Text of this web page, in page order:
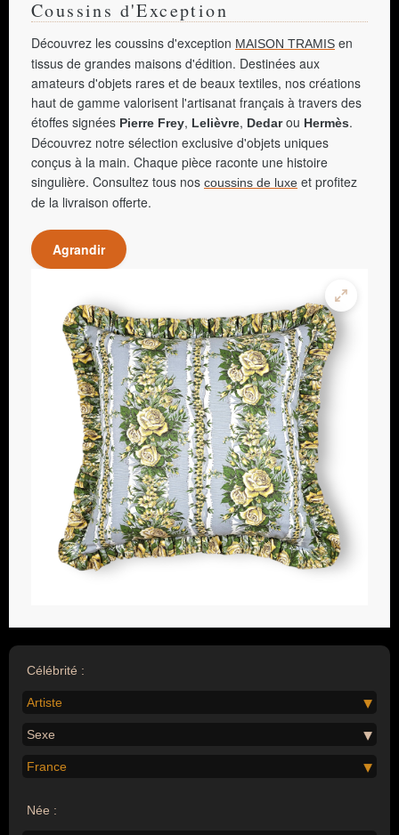
Coussins d'Exception
Découvrez les coussins d'exception MAISON TRAMIS en
tissus de grandes maisons d'édition. Destinées aux
amateurs d'objets rares et de beaux textiles, nos créations
haut de gamme valorisent l'artisanat français à travers des
étoffes signées Pierre Frey, Lelièvre, Dedarou Hermès.
Découvrez notre sélection exclusive d'objets uniques
conçus à la main. Chaque pièce raconte une histoire
singulière. Consultez tous nos coussins de luxe et profitez
de la livraison offerte.
Agrandir
Célébrité :
Artiste
Sexe
France
Née :